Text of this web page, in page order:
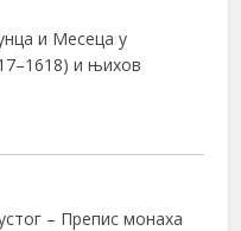
и Месеца у
и њихов
– Препис монаха